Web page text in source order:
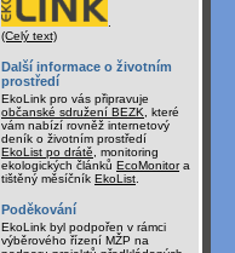
(Celý text)
Další informace o životním
prostředí
EkoLink pro vás připravuje
občanské sdružení BEZK , které
vám nabízí rovněž internetový
deník o životním prostředí
EkoList po drátě , monitoring
ekologických článků EcoMonitora
tištěný měsíčník EkoList
Poděkování
EkoLink byl podpořen v rámci
výběrového řízení MŽP na